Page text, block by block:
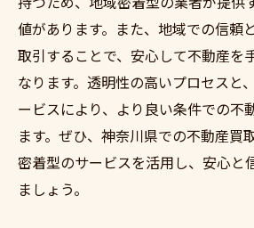
値があります。また、地域での信頼
取引することで、安心して不動産を
なります。透明性の高いプロセスと
ービスにより、より良い条件での不
ます。ぜひ、神奈川県での不動産買
密着型のサービスを活用し、安心と
ましょう。